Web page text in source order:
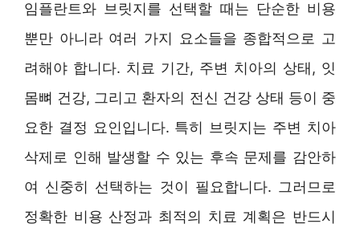
임플란트와 브릿지를 선택할 때는 단순한 비용
뿐만 아니라 여러 가지 요소들을 종합적으로 고
려해야 합니다. 치료 기간, 주변 치아의 상태, 잇
몸뼈 건강, 그리고 환자의 전신 건강 상태 등이 중
요한 결정 요인입니다. 특히 브릿지는 주변 치아
삭제로 인해 발생할 수 있는 후속 문제를 감안하
여 신중히 선택하는 것이 필요합니다. 그러므로
정확한 비용 산정과 최적의 치료 계획은 반드시